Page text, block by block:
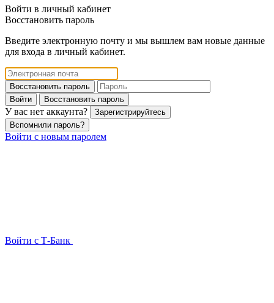
Войти в личный кабинет
Восстановить пароль
Введите электронную почту и мы вышлем вам новые данные
для входа в личный кабинет.
Восстановить пароль
Войти
Восстановить пароль
У вас нет аккаунта?
Зарегистрируйтесь
Вспомнили пароль?
Войти с новым паролем
Войти с Т-Банк